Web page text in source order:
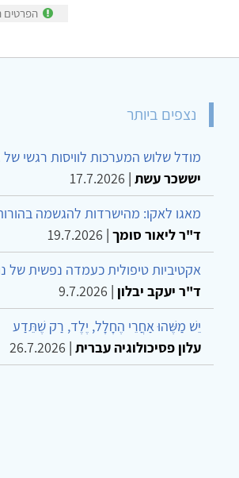
הפרטים
נצפים ביותר
מודל שלוש המערכות לוויסות רגשי של
יששכר עשת |
17.7.2026
מאגו לאקו: מהישרדות להגשמה
ד"ר ליאור סומך |
19.7.2026
אקטיביות טיפולית כעמדה נפשית של
ד"ר יעקב יבלון |
9.7.2026
יֵשׁ מַשֶּׁהוּ אַחֲרֵי הֶחָלָל, יֶלֶד, רַק שֶׁתֵּדַע
עלון פסיכולוגיה עברית |
26.7.2026